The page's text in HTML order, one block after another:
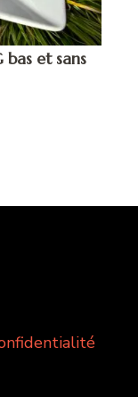
bas et sans